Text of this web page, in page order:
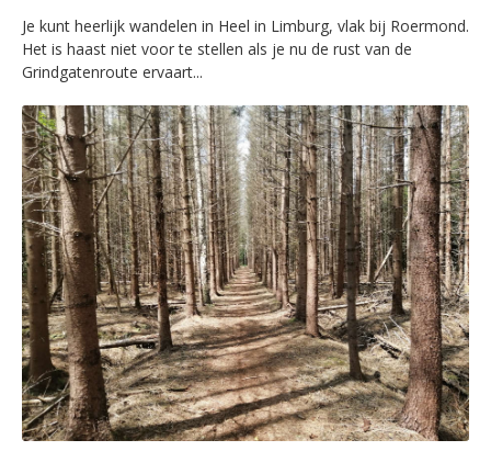
Je kunt heerlijk wandelen in Heel in Limburg, vlak bij Roermond.
Het is haast niet voor te stellen als je nu de rust van de
Grindgatenroute ervaart...